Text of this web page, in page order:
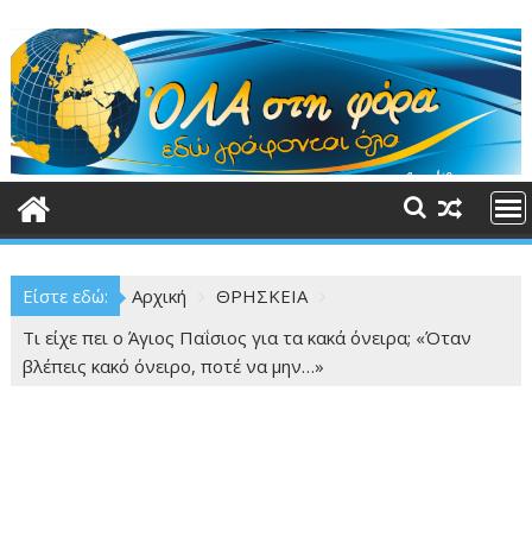
στο
περιεχόμενο
Είστε εδώ: Αρχική
ΘΡΗΣΚΕΙΑ
Τι είχε πει ο Άγιος Παΐσιος για τα κακά όνειρα; «Όταν
βλέπεις κακό όνειρο, ποτέ να μην…»